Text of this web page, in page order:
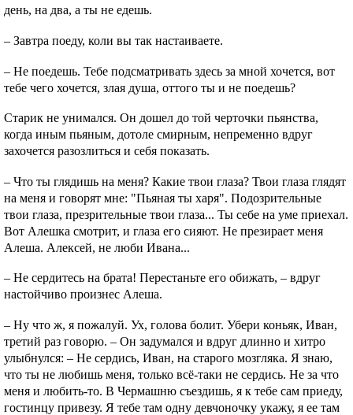
день, на два, а ты не едешь.
– Завтра поеду, коли вы так настаиваете.
– Не поедешь. Тебе подсматривать здесь за мной хочется, вот
тебе чего хочется, злая душа, оттого ты и не поедешь?
Старик не унимался. Он дошел до той черточки пьянства,
когда иным пьяным, дотоле смирным, непременно вдруг
захочется разозлиться и себя показать.
– Чтo ты глядишь на меня? Какие твои глаза? Твои глаза глядят
на меня и говорят мне: "Пьяная ты харя". Подозрительные
твои глаза, презрительные твои глаза... Ты себе на уме приехал.
Вот Алешка смотрит, и глаза его сияют. Не презирает меня
Алеша. Алексей, не люби Ивана...
– Не сердитесь на брата! Перестаньте его обижать, – вдруг
настойчиво произнес Алеша.
– Ну что ж, я пожалуй. Ух, голова болит. Убери коньяк, Иван,
третий раз говорю. – Он задумался и вдруг длинно и хитро
улыбнулся: – Не сердись, Иван, на старого мозгляка. Я знаю,
что ты не любишь меня, только всё-таки не сердись. Не за что
меня и любить-то. В Чермашню съездишь, я к тебе сам приеду,
гостинцу привезу. Я тебе там одну девчоночку укажу, я ее там